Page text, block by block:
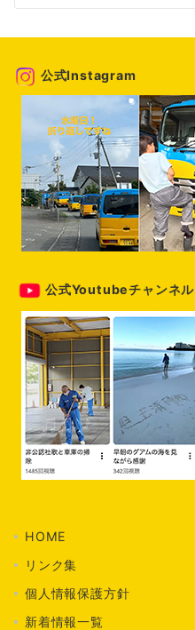
シ
ョ
ン 公式Instagram
公式Youtubeチャンネル
HOME
リンク集
個人情報保護方針
新着情報一覧